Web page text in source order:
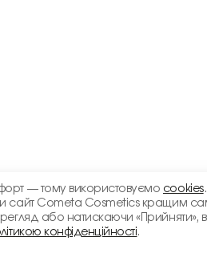
— тому використовуємо cookies
сайт Cometa Cosmetics кращим
або натискаючи «Прийняти»,
конфіденційності.